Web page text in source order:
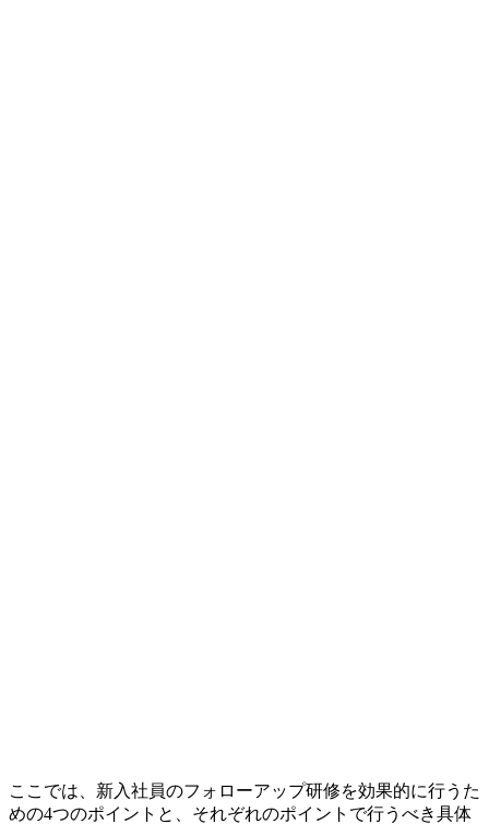
ここでは、新入社員のフォローアップ研修を効果的に行うた
めの4つのポイントと、それぞれのポイントで行うべき具体